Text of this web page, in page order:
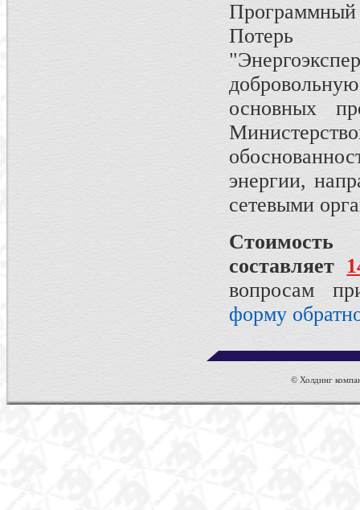
Потерь
основных
энергии,
сетевыми
составляет
вопросам
форму
© Холдинг